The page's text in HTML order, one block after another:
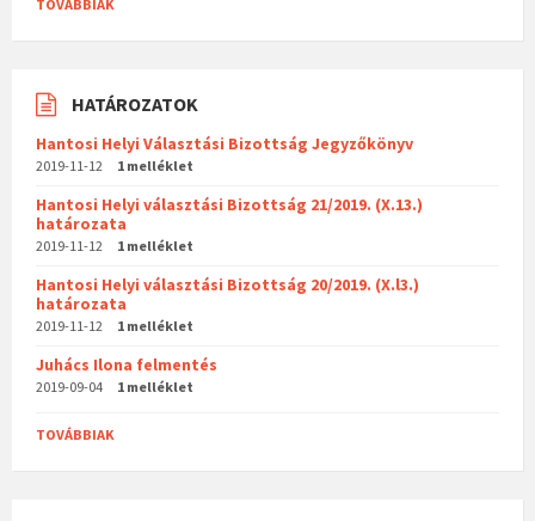
TOVÁBBIAK
HATÁROZATOK
Hantosi Helyi Választási Bizottság Jegyzőkönyv
2019-11-12 1 melléklet
Hantosi Helyi választási Bizottság 21/2019. (X.13.)
határozata
2019-11-12 1 melléklet
Hantosi Helyi választási Bizottság 20/2019. (X.l3.)
határozata
2019-11-12 1 melléklet
Juhács Ilona felmentés
2019-09-04 1 melléklet
TOVÁBBIAK